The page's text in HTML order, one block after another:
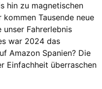
hin zu magnetischen
Tausende neue
Fahrerlebnis
war 2024 das
Amazon Spanien? Die
Einfachheit überraschen